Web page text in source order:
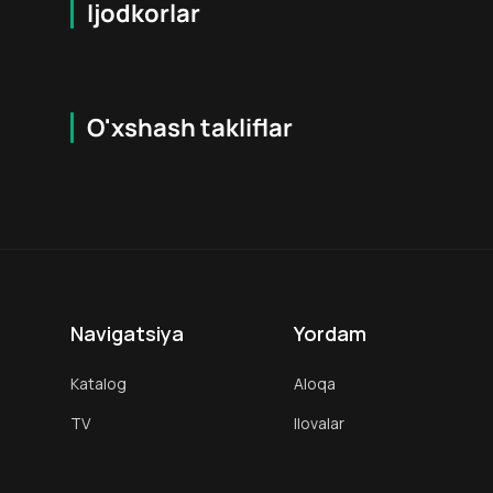
Ijodkorlar
O'xshash takliflar
Navigatsiya
Katalog
TV
Yordam
Aloqa
Ilovalar